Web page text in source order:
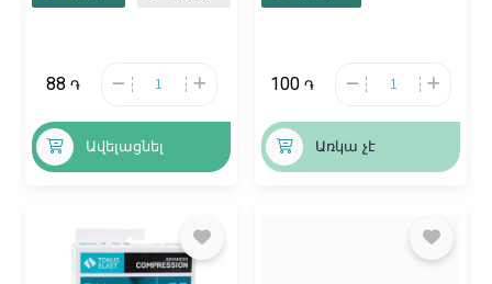
88 ֏
Ավելացնել
100 ֏
Առկա չէ